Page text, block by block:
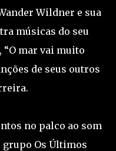
Wildner e sua
músicas do seu
“O mar vai muito
de seus outros
no palco ao som
Os Últimos